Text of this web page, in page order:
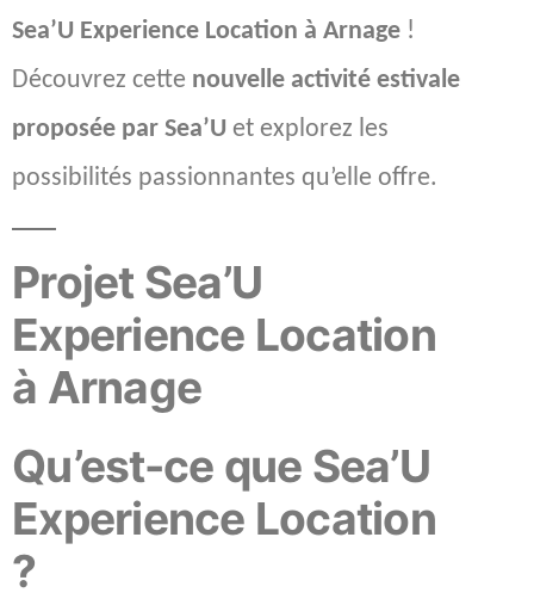
Sea’U Experience Location à Arnage !
Découvrez cette nouvelle activité estivale
proposée par Sea’U et explorez les
possibilités passionnantes qu’elle offre.
Projet Sea’U
Experience Location
à Arnage
Qu’est-ce que Sea’U
Experience Location
?